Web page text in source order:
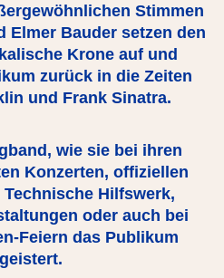
Stimmen
Elmer Bauder setzen den
Krone auf und
zurück in die Zeiten
und Frank Sinatra.
wie sie bei ihren
Konzerten, offiziellen
Hilfswerk,
oder auch bei
Feiern das Publikum